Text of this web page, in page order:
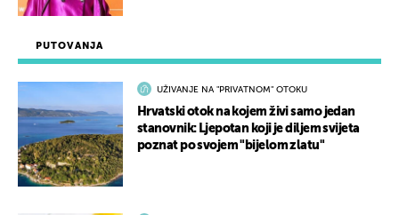
PUTOVANJA
UŽIVANJE NA "PRIVATNOM" OTOKU
Hrvatski otok na kojem živi samo jedan
stanovnik: Ljepotan koji je diljem svijeta
poznat po svojem "bijelom zlatu"